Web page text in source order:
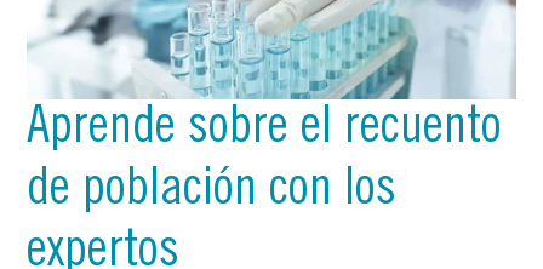
Aprende sobre el recuento
de población con los
expertos